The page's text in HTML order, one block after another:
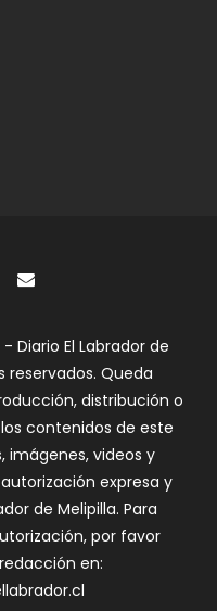
Diario El Labrador de
reservados. Queda
distribución o
contenidos de este
imágenes, videos y
expresa y
de Melipilla. Para
por favor
en: